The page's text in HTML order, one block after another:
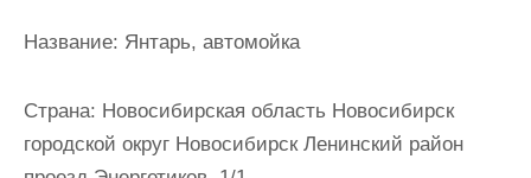
Название: Янтарь, автомойка
Страна: Новосибирская область Новосибирск
городской округ Новосибирск Ленинский район